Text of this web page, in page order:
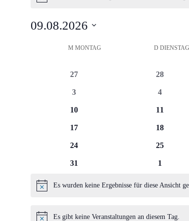
09.08.2026
Kalender
Veranstaltungen
M MONTAG D DIENSTAG
0
27
0
28
0
3
0
4
0
10
0
11
0
17
0
18
0
24
0
25
0
31
0
1
Hinweis
Es wurden keine Ergebnisse für diese Ansicht
Es gibt keine Veranstaltungen an diesem Tag.